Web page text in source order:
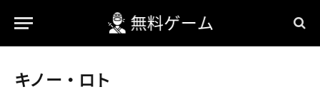
キノー・ロト